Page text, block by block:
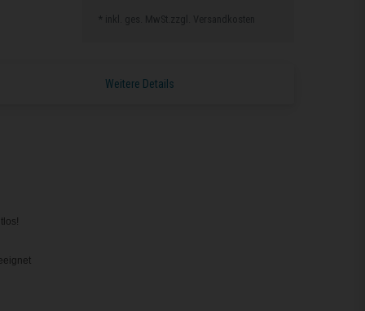
* inkl. ges. MwSt.zzgl. Versandkosten
Weitere Details